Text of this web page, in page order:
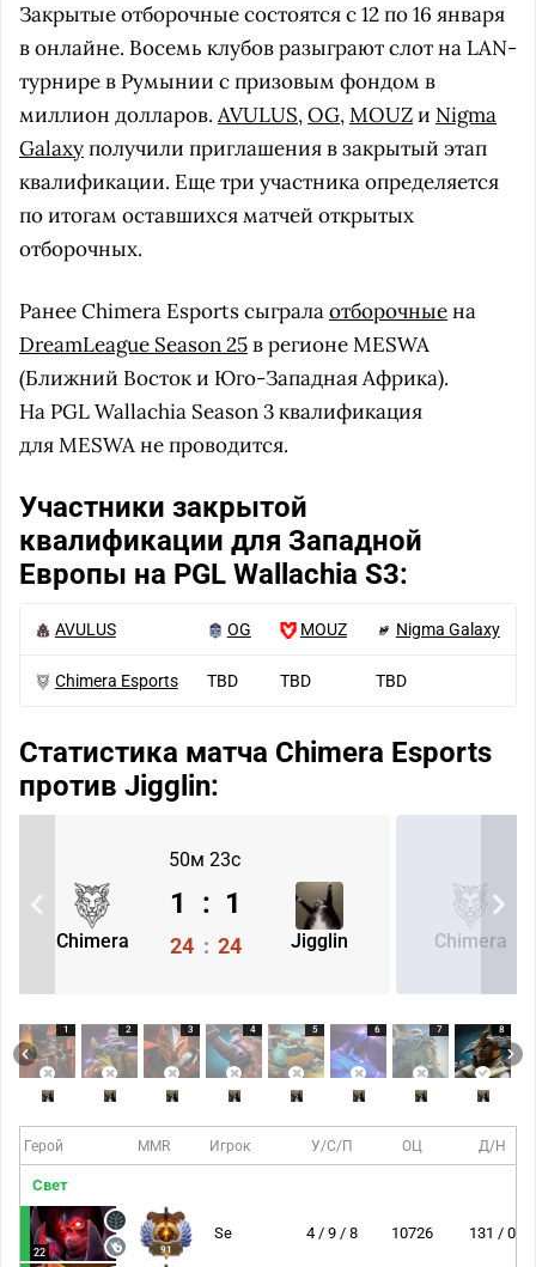
Закрытые отборочные состоятся с 12 по 16 января
в онлайне. Восемь клубов разыграют слот на LAN-
турнире в Румынии с призовым фондом в
миллион долларов. AVULUS,OG,MOUZи Nigma
Galaxyполучили приглашения в закрытый этап
квалификации. Еще три участника определяется
по итогам оставшихся матчей открытых
отборочных.
Ранее Chimera Esports сыгралаотборочныена
DreamLeague Season 25в регионе MESWA
(Ближний Восток и Юго-Западная Африка).
На PGL Wallachia Season 3 квалификация
для MESWA не проводится.
Участники закрытой
квалификации для Западной
Европы на PGL Wallachia S3:
AVULUS OG MOUZ Nigma Galaxy
Chimera Esports TBD TBD TBD
Статистика матча Chimera Esports
против Jigglin:
50м 23с
Chimera Jigglin
1 : 1
24 : 24 Chimera
1 2 3 4 5 6 7 8
Герой MMR Игрок У/С/П ОЦ Д/Н
Свет
22 91
Se 4 / 9 / 8 10726 131 / 0